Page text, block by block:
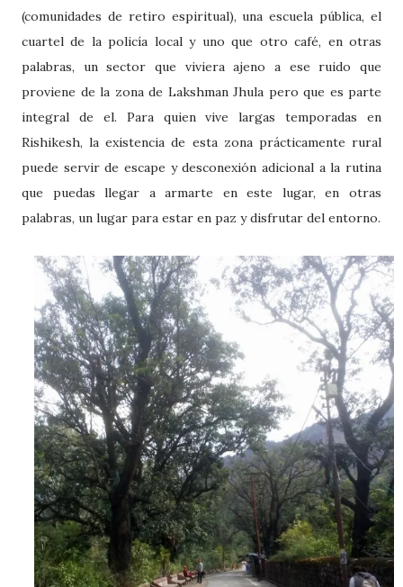
(comunidades de retiro espiritual), una escuela pública, el
cuartel de la policía local y uno que otro café, en otras
palabras, un sector que viviera ajeno a ese ruido que
proviene de la zona de Lakshman Jhula pero que es parte
integral de el. Para quien vive largas temporadas en
Rishikesh, la existencia de esta zona prácticamente rural
puede servir de escape y desconexión adicional a la rutina
que puedas llegar a armarte en este lugar, en otras
palabras, un lugar para estar en paz y disfrutar del entorno.